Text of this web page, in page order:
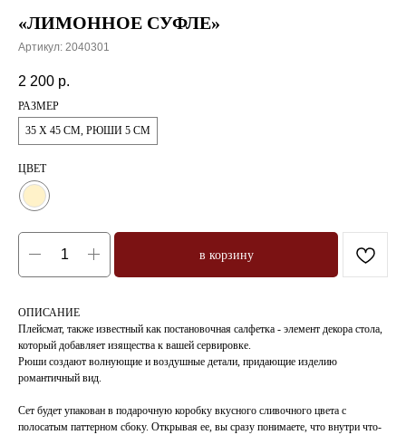
«ЛИМОННОЕ СУФЛЕ»
Артикул: 2040301
2 200 р.
РАЗМЕР
35 X 45 CM, РЮШИ 5 СМ
ЦВЕТ
в корзину
ОПИСАНИЕ
Плейсмат, также известный как постановочная салфетка - элемент декора стола,
который добавляет изящества к вашей сервировке.
Рюши создают волнующие и воздушные детали, придающие изделию
романтичный вид.
Сет будет упакован в подарочную коробку вкусного сливочного цвета с
полосатым паттерном сбоку. Открывая ее, вы сразу понимаете, что внутри что-